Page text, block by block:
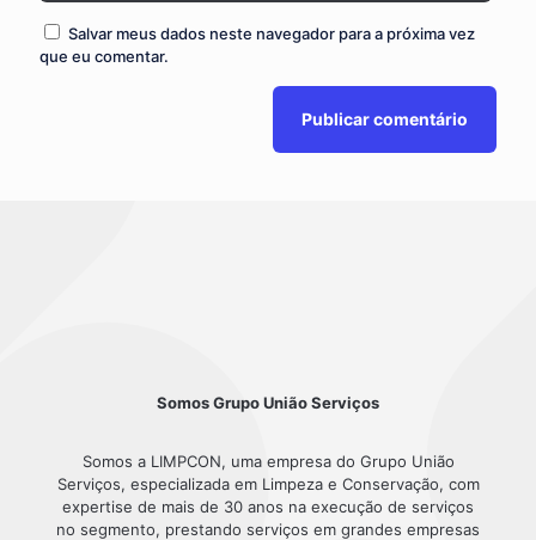
Salvar meus dados neste navegador para a próxima vez
que eu comentar.
Somos Grupo União Serviços
Somos a LIMPCON, uma empresa do Grupo União
Serviços, especializada em Limpeza e Conservação, com
expertise de mais de 30 anos na execução de serviços
no segmento, prestando serviços em grandes empresas